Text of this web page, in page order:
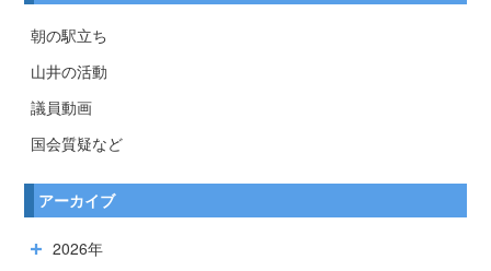
朝の駅立ち
山井の活動
議員動画
国会質疑など
アーカイブ
2026年